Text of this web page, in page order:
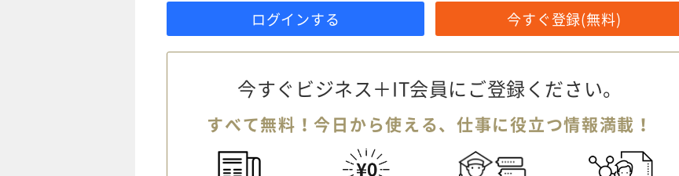
ログインする 今すぐ登録(無料)
今すぐビジネス＋IT会員にご登録ください。
すべて無料！今日から使える、仕事に役立つ情報満載！